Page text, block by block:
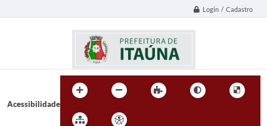
Login / Cadastro
Acessibilidade